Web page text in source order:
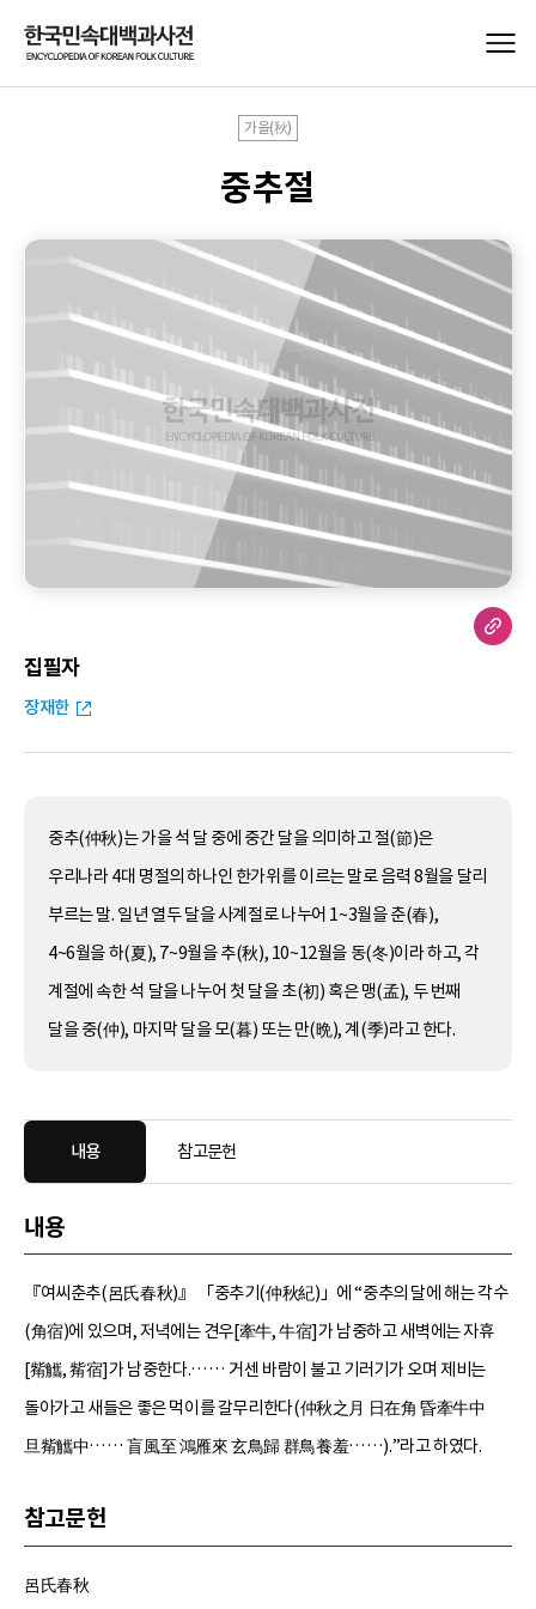
가을(秋)
중추절
집필자
장재한
중추(仲秋)는 가을 석 달 중에 중간 달을 의미하고 절(節)은
우리나라 4대 명절의 하나인 한가위를 이르는 말로 음력 8월을 달리
부르는 말. 일년 열두 달을 사계절로 나누어 1~3월을 춘(春),
4~6월을 하(夏), 7~9월을 추(秋), 10~12월을 동(冬)이라 하고, 각
계절에 속한 석 달을 나누어 첫 달을 초(初) 혹은 맹(孟), 두 번째
달을 중(仲), 마지막 달을 모(暮) 또는 만(晩), 계(季)라고 한다.
내용 참고문헌
내용
『여씨춘추(呂氏春秋)』 「중추기(仲秋紀)」에 “중추의 달에 해는 각수
(角宿)에 있으며, 저녁에는 견우[牽牛, 牛宿]가 남중하고 새벽에는 자휴
[觜觿, 觜宿]가 남중한다.…… 거센 바람이 불고 기러기가 오며 제비는
돌아가고 새들은 좋은 먹이를 갈무리한다(仲秋之月 日在角 昏牽牛中
旦觜觿中…… 盲風至 鴻雁來 玄鳥歸 群鳥養羞……).”라고 하였다.
참고문헌
呂氏春秋